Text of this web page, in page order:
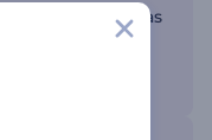
dinâmicas
mais vida aos